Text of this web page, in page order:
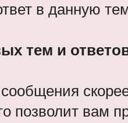
в данную
тем и
позволит вам